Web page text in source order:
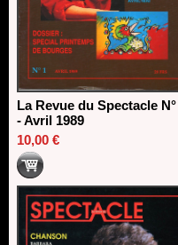
18/06/2026
Les 10 lauréats du
SACD
13/06/2026
Nomination de Nathalie
direction du Théâtre de
13/06/2026
Dispositif SACD Auteurs
18/03/2026
La Revue du Spectacle
- Avril 1989
10,00 €